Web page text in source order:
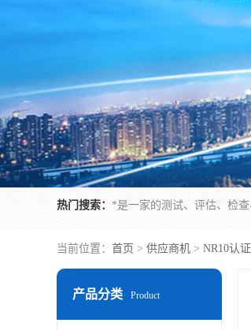
热门搜索：
当前位置： 首页 > 供应商机 > NR10认证
产品分类 Product